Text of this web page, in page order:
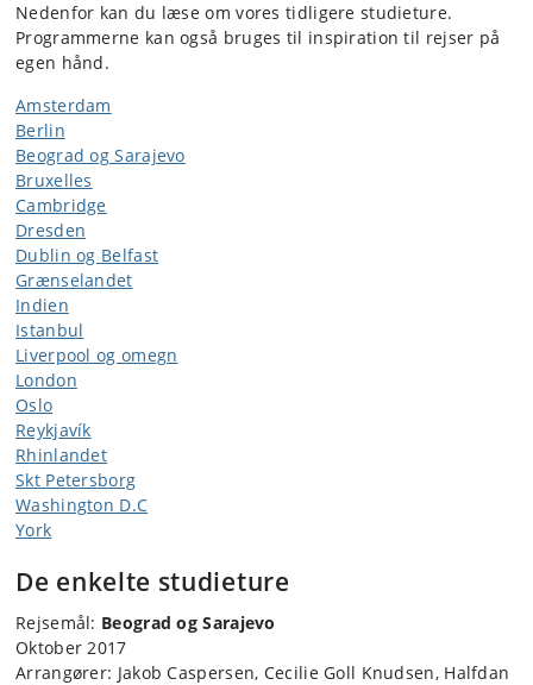
Nedenfor kan du læse om vores tidligere studieture.
Programmerne kan også bruges til inspiration til rejser på
egen hånd.
Amsterdam
Berlin
Beograd og Sarajevo
Bruxelles
Cambridge
Dresden
Dublin og Belfast
Grænselandet
Indien
Istanbul
Liverpool og omegn
London
Oslo
Reykjavík
Rhinlandet
Skt Petersborg
Washington D.C
York
De enkelte studieture
Rejsemål: Beograd og Sarajevo
Oktober 2017
Arrangører: Jakob Caspersen, Cecilie Goll Knudsen, Halfdan